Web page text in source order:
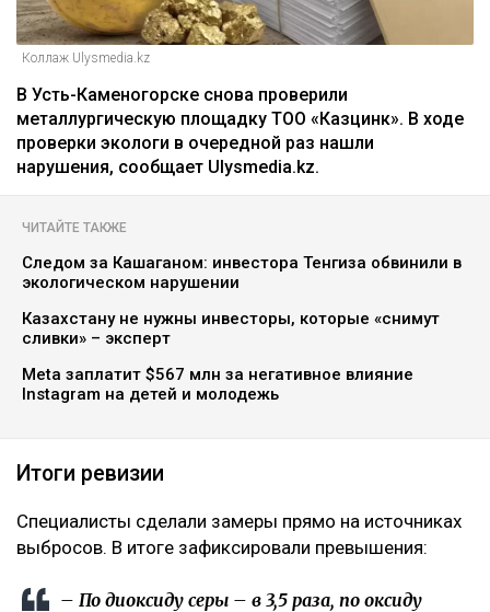
Коллаж Ulysmedia.kz
В Усть-Каменогорске снова проверили
металлургическую площадку ТОО «Казцинк». В ходе
проверки экологи в очередной раз нашли
нарушения, сообщает Ulysmedia.kz.
ЧИТАЙТЕ ТАКЖЕ
Следом за Кашаганом: инвестора Тенгиза обвинили в
экологическом нарушении
Казахстану не нужны инвесторы, которые «снимут
сливки» – эксперт
Meta заплатит $567 млн за негативное влияние
Instagram на детей и молодежь
Итоги ревизии
Специалисты сделали замеры прямо на источниках
выбросов. В итоге зафиксировали превышения:
– По диоксиду серы – в 3,5 раза, по оксиду